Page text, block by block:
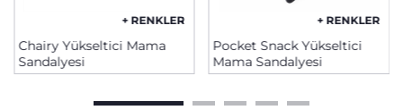
+ RENKLER
Chairy Yükseltici Mama
Sandalyesi
+ RENKLER
Pocket Snack Yükseltici
Mama Sandalyesi